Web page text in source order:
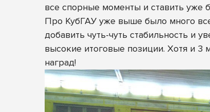
все спорные моменты и ставить уже
Про КубГАУ уже выше было много
добавить чуть-чуть стабильность и
высокие итоговые позиции. Хотя и 3
наград!